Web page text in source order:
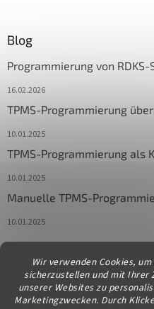
Wir verwenden Cookies,
sicherzustellen und mit Ihrer
unserer Websites zu
Marketingzwecken. Durch
Blog
Programmierung von RDKS-
16.02.2026
TPMS-Programmierung
10.01.2025
TPMS-Programmierung als
10.01.2025
Manuelle TPMS-
10.01.2025
Kontakt
info@diagstore.at